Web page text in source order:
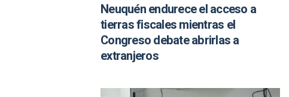
Neuquén endurece el acceso a
tierras fiscales mientras el
Congreso debate abrirlas a
extranjeros